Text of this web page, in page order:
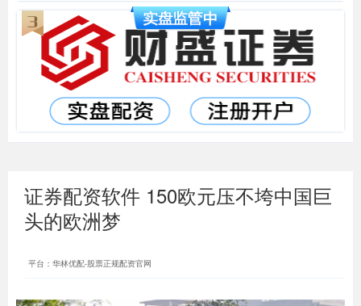
证券配资软件 150欧元压不垮中国巨
头的欧洲梦
平台：华林优配-股票正规配资官网